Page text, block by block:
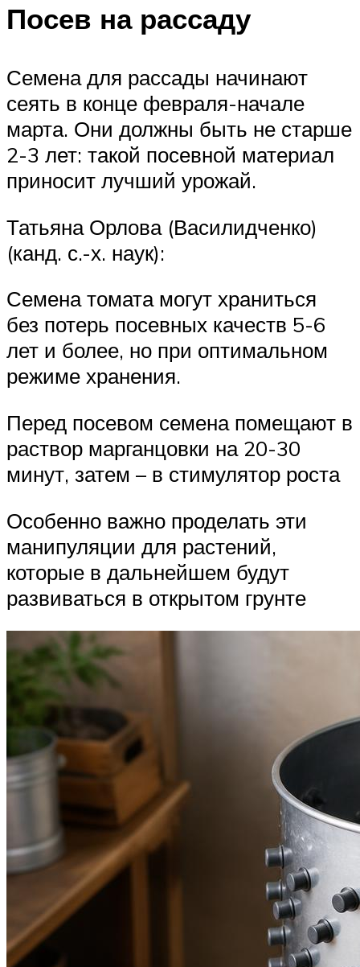
Посев на рассаду
Семена для рассады начинают
сеять в конце февраля-начале
марта. Они должны быть не старше
2-3 лет: такой посевной материал
приносит лучший урожай.
Татьяна Орлова (Василидченко)
(канд. с.-х. наук):
Семена томата могут храниться
без потерь посевных качеств 5-6
лет и более, но при оптимальном
режиме хранения.
Перед посевом семена помещают в
раствор марганцовки на 20-30
минут, затем – в стимулятор роста
Особенно важно проделать эти
манипуляции для растений,
которые в дальнейшем будут
развиваться в открытом грунте